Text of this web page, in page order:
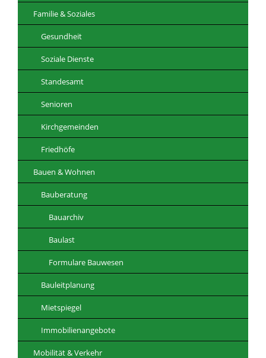
Familie & Soziales
Gesundheit
Soziale Dienste
Standesamt
Senioren
Kirchgemeinden
Friedhöfe
Bauen & Wohnen
Bauberatung
Bauarchiv
Baulast
Formulare Bauwesen
Bauleitplanung
Mietspiegel
Immobilienangebote
Mobilität & Verkehr